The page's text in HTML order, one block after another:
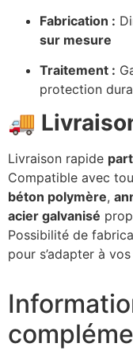
Fabrication :
sur mesure
Traitement :
protection
🚚
Livraison rapide
Compatible avec
béton polymère,
acier galvanisé
Possibilité de
pour s’adapter à